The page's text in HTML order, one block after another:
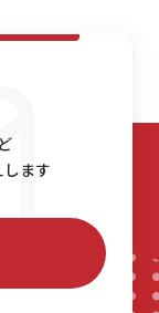
ます